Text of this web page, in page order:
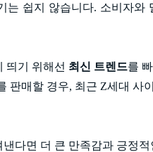
쉽지 않습니다. 소비자와
띄기 위해선 최신 트렌드를
판매할 경우, 최근 Z세대 사
다면 더 큰 만족감과 긍정